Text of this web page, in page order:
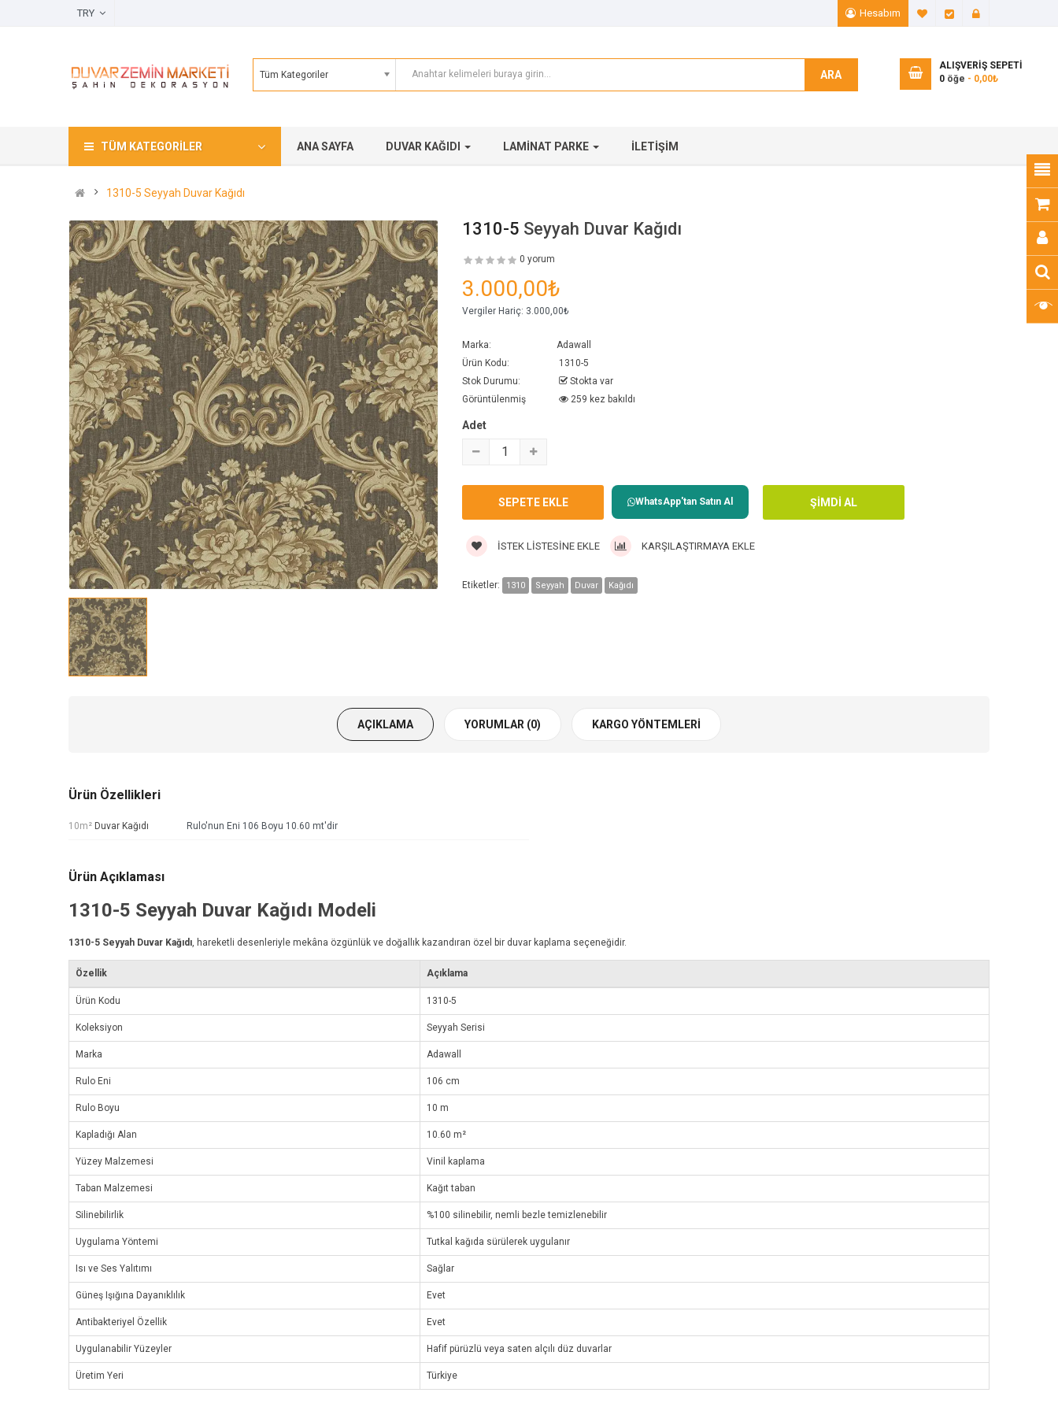
Hesabım A. Listem (0)
Ödeme
Tüm Kategoriler ARA
ALIŞVERIŞ SEPETI
0 öğe - 0,00₺
TÜM KATEGORILER ANA SAYFA DUVAR KAĞIDI LAMINAT PARKE İLETIŞIM
1310-5 Seyyah Duvar Kağıdı
1310-5 Seyyah Duvar Kağıdı
0 yorum
3.000,00₺
Vergiler Hariç: 3.000,00₺
Marka:
Adawall
Ürün Kodu:
1310-5
Stok Durumu:
Stokta var
Görüntülenmiş
259 kez bakıldı
Adet
WhatsApp'tan Satın Al
İSTEK LISTESINE EKLE KARŞILAŞTIRMAYA EKLE
Etiketler: 1310 Seyyah Duvar Kağıdı
AÇIKLAMA YORUMLAR (0) KARGO YÖNTEMLERI
Ürün Özellikleri
10m² Duvar Kağıdı Rulo'nun Eni 106 Boyu 10.60 mt'dir
Ürün Açıklaması
1310-5 Seyyah Duvar Kağıdı Modeli
1310-5 Seyyah Duvar Kağıdı, hareketli desenleriyle mekâna özgünlük ve doğallık kazandıran özel bir duvar kaplama seçeneğidir.
Özellik Açıklama
Ürün Kodu 1310-5
Koleksiyon Seyyah Serisi
Marka Adawall
Rulo Eni 106 cm
Rulo Boyu 10 m
Kapladığı Alan 10.60 m²
Yüzey Malzemesi Vinil kaplama
Taban Malzemesi Kağıt taban
Silinebilirlik %100 silinebilir, nemli bezle temizlenebilir
Uygulama Yöntemi Tutkal kağıda sürülerek uygulanır
Isı ve Ses Yalıtımı Sağlar
Güneş Işığına Dayanıklılık Evet
Antibakteriyel Özellik Evet
Uygulanabilir Yüzeyler Hafif pürüzlü veya saten alçılı düz duvarlar
Üretim Yeri Türkiye